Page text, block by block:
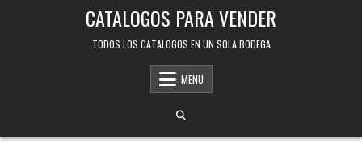
CATALOGOS PARA VENDER
TODOS LOS CATALOGOS EN UN SOLA BODEGA
MENU